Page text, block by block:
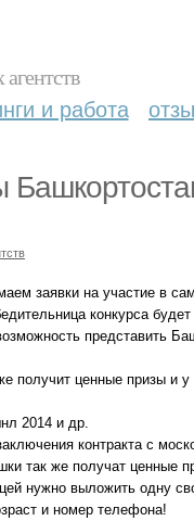
и работа
заявки на участие в
конкурса
представить
получит ценные призы и
2014 и др.
контракта с
так же получат ценные
нужно выложить одну
и номер телефона!